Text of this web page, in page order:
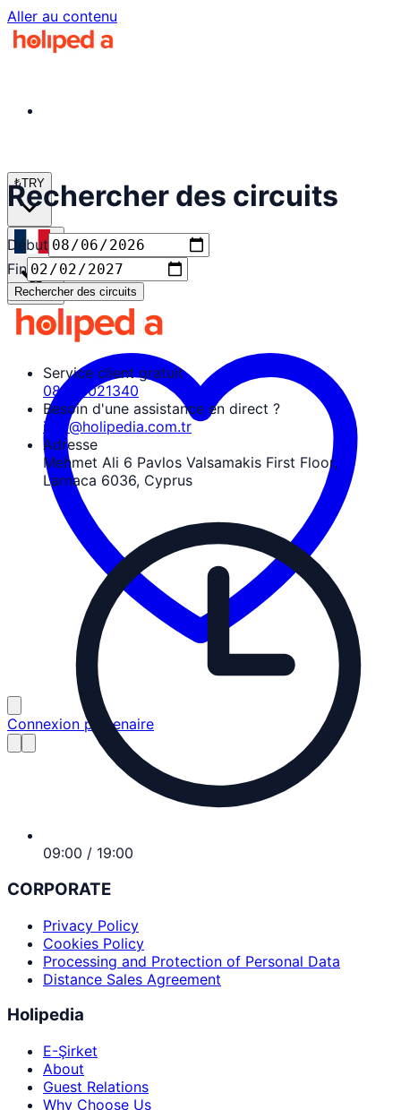
Aller au contenu
₺TRY
fr
Connexion partenaire
Rechercher des circuits
Début
Fin
Rechercher des circuits
Service client gratuit
08503021340
Besoin d'une assistance en direct ?
info@holipedia.com.tr
Adresse
Mehmet Ali 6 Pavlos Valsamakis First Floor,
Larnaca 6036, Cyprus
09:00 / 19:00
CORPORATE
Privacy Policy
Cookies Policy
Processing and Protection of Personal Data
Distance Sales Agreement
Holipedia
E-Şirket
About
Guest Relations
Why Choose Us